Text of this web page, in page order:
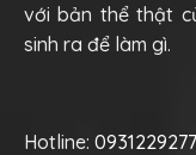
với bản thể thật
sinh ra để làm gì.
Hotline: 0931229277